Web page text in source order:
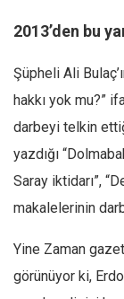
2013’den bu
Şüpheli Ali
hakkı yok mu?”
darbeyi telkin
yazdığı
Saray iktidarı”,
makalelerinin
Yine Zaman
görünüyor ki,